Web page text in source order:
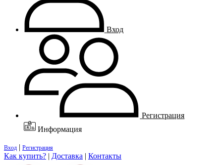
Вход
Регистрация
Информация
Вход | Регистрация
Как купить? | Доставка | Контакты